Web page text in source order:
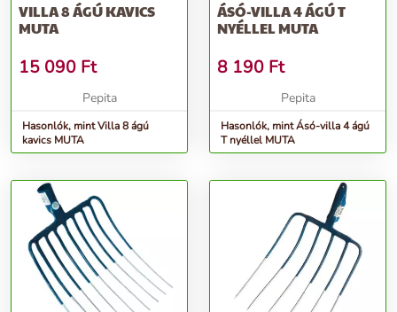
VILLA 8 ÁGÚ KAVICS
MUTA
15 090 Ft
Pepita
Hasonlók, mint Villa 8 ágú
kavics MUTA
ÁSÓ-VILLA 4 ÁGÚ T
NYÉLLEL MUTA
8 190 Ft
Pepita
Hasonlók, mint Ásó-villa 4 ágú
T nyéllel MUTA